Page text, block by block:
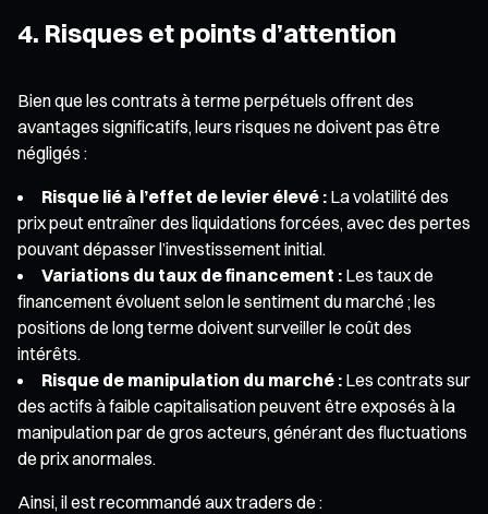
4. Risques et points d’attention
Bien que les contrats à terme perpétuels offrent des
avantages significatifs, leurs risques ne doivent pas être
négligés :
Risque lié à l’effet de levier élevé : La volatilité des
prix peut entraîner des liquidations forcées, avec des pertes
pouvant dépasser l’investissement initial.
Variations du taux de financement : Les taux de
financement évoluent selon le sentiment du marché ; les
positions de long terme doivent surveiller le coût des
intérêts.
Risque de manipulation du marché : Les contrats sur
des actifs à faible capitalisation peuvent être exposés à la
manipulation par de gros acteurs, générant des fluctuations
de prix anormales.
Ainsi, il est recommandé aux traders de :